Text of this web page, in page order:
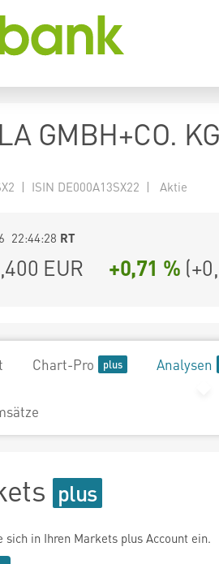
GMBH+CO.
| ISIN DE000A13SX22 | Aktie
22:44:28 RT
EUR +0,71 % (
Chart-Pro Analysen
sich in Ihren Markets plus Account ein.